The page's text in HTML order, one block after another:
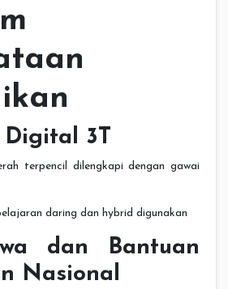
Digital 3T
terpencil dilengkapi dengan gawai
daring dan hybrid digunakan
dan Bantuan
Nasional